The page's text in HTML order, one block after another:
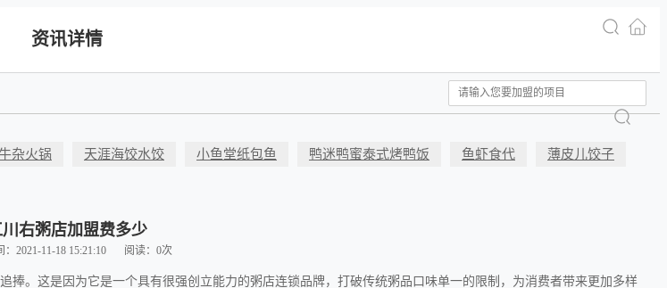
资讯详情
杂火锅 天涯海饺水饺 小鱼堂纸包鱼 鸭迷鸭蜜泰式烤鸭饭 鱼虾食代 薄皮儿饺子
右粥店加盟费多少
：2021-11-18 15:21:10 阅读：0次
。这是因为它是一个具有很强创立能力的粥店连锁品牌，打破传统粥品口味单一的限制，为消费者带来更加多样